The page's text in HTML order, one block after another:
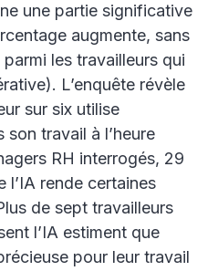
une partie significative
augmente, sans
les travailleurs qui
L’enquête révèle
sur six utilise
son travail à l’heure
RH interrogés, 29
l’IA rende certaines
de sept travailleurs
l’IA estiment que
pour leur travail